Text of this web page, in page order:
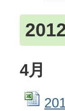
4月